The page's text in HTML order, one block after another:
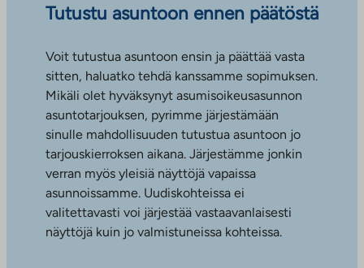
Tutustu asuntoon ennen päätöstä
Voit tutustua asuntoon ensin ja päättää vasta
sitten, haluatko tehdä kanssamme sopimuksen.
Mikäli olet hyväksynyt asumisoikeusasunnon
asuntotarjouksen, pyrimme järjestämään
sinulle mahdollisuuden tutustua asuntoon jo
tarjouskierroksen aikana. Järjestämme jonkin
verran myös yleisiä näyttöjä vapaissa
asunnoissamme. Uudiskohteissa ei
valitettavasti voi järjestää vastaavanlaisesti
näyttöjä kuin jo valmistuneissa kohteissa.